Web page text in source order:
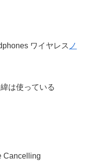
ワイヤレス ノ
は使っている
Cancelling